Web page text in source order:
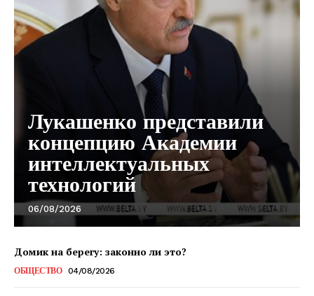
Лукашенко представили
концепцию Академии
интеллектуальных
технологий
06/08/2026
Домик на берегу: законно ли это?
ОБЩЕСТВО 04/08/2026